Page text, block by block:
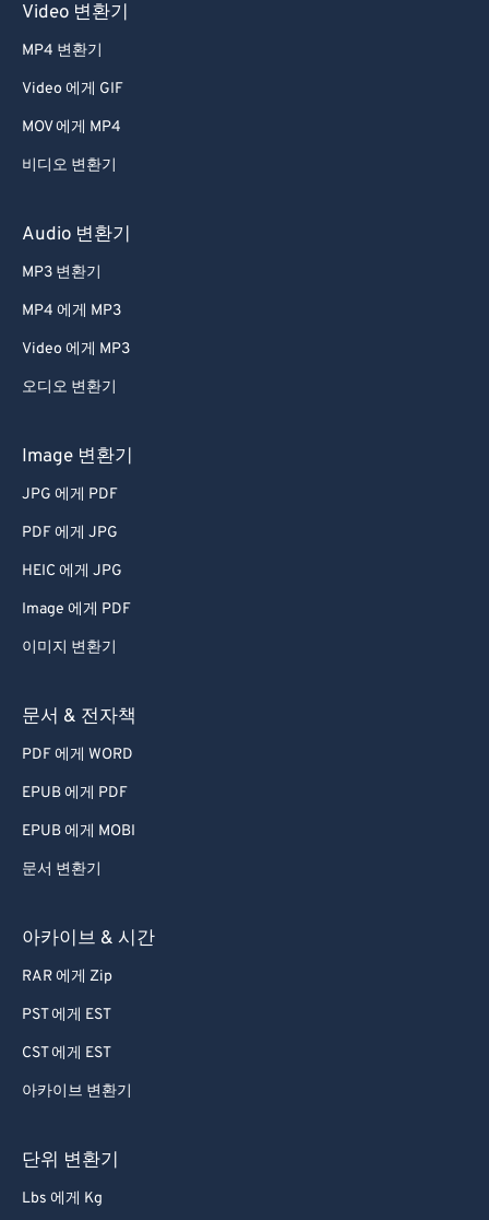
Video 변환기
MP4 변환기
Video 에게 GIF
MOV 에게 MP4
비디오 변환기
Audio 변환기
MP3 변환기
MP4 에게 MP3
Video 에게 MP3
오디오 변환기
Image 변환기
JPG 에게 PDF
PDF 에게 JPG
HEIC 에게 JPG
Image 에게 PDF
이미지 변환기
문서 & 전자책
PDF 에게 WORD
EPUB 에게 PDF
EPUB 에게 MOBI
문서 변환기
아카이브 & 시간
RAR 에게 Zip
PST 에게 EST
CST 에게 EST
아카이브 변환기
단위 변환기
Lbs 에게 Kg